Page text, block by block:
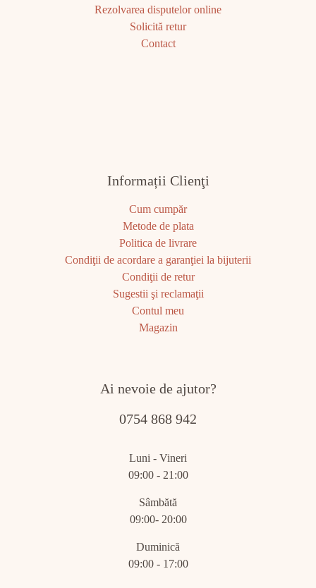
Rezolvarea disputelor online
Solicită retur
Contact
Informații Clienţi
Cum cumpăr
Metode de plata
Politica de livrare
Condiţii de acordare a garanţiei la bijuterii
Condiţii de retur
Sugestii şi reclamaţii
Contul meu
Magazin
Ai nevoie de ajutor?
0754 868 942
Luni - Vineri
09:00 - 21:00
Sâmbătă
09:00- 20:00
Duminică
09:00 - 17:00